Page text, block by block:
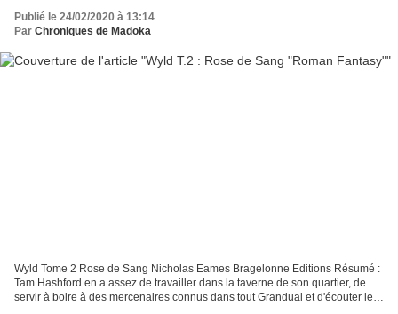
Publié le 24/02/2020 à 13:14
Par Chroniques de Madoka
Wyld Tome 2 Rose de Sang Nicholas Eames Bragelonne Editions Résumé :
Tam Hashford en a assez de travailler dans la taverne de son quartier, de
servir à boire à des mercenaires connus dans tout Grandual et d'écouter les